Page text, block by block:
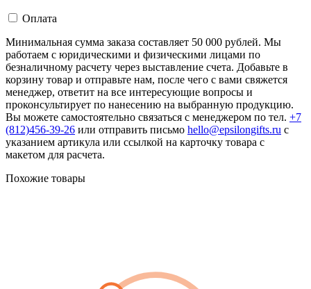
Оплата
Минимальная сумма заказа составляет 50 000 рублей. Мы
работаем с юридическими и физическими лицами по
безналичному расчету через выставление счета. Добавьте в
корзину товар и отправьте нам, после чего с вами свяжется
менеджер, ответит на все интересующие вопросы и
проконсультирует по нанесению на выбранную продукцию.
Вы можете самостоятельно связаться с менеджером по тел. +7
(812)456-39-26 или отправить письмо hello@epsilongifts.ru с
указанием артикула или ссылкой на карточку товара с
макетом для расчета.
Похожие товары